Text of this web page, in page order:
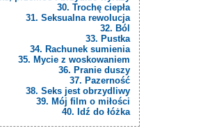
30. Trochę ciepła
31. Seksualna rewolucja
32. Ból
33. Pustka
34. Rachunek sumienia
35. Mycie z woskowaniem
36. Pranie duszy
37. Pazerność
38. Seks jest obrzydliwy
39. Mój film o miłości
40. Idź do łóżka